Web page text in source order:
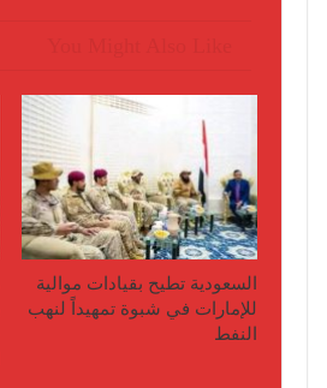
السعودية تطيح بقيادات موالية
للإمارات في شبوة تمهيداً لنهب
النفط